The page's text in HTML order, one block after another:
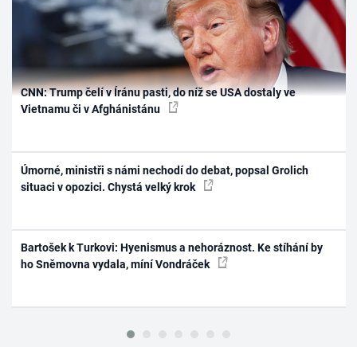
CNN: Trump čelí v Íránu pasti, do níž se USA dostaly ve
Vietnamu či v Afghánistánu
Úmorné, ministři s námi nechodí do debat, popsal Grolich
situaci v opozici. Chystá velký krok
Bartošek k Turkovi: Hyenismus a nehoráznost. Ke stíhání by
ho Sněmovna vydala, míní Vondráček